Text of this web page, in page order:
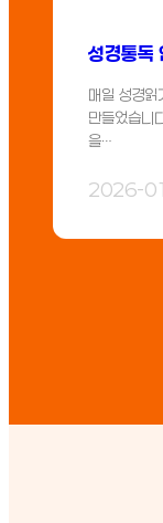
성경통독
매일 성경읽
만들었습니
을…
2026-